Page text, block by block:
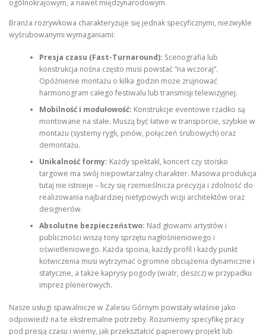
ogólnokrajowym, a nawet międzynarodowym.
Branża rozrywkowa charakteryzuje się jednak specyficznymi, niezwykle
wyśrubowanymi wymaganiami:
Presja czasu (Fast-Turnaround): Scenografia lub
konstrukcja nośna często musi powstać “na wczoraj”.
Opóźnienie montażu o kilka godzin może zrujnować
harmonogram całego festiwalu lub transmisji telewizyjnej.
Mobilność i modułowość: Konstrukcje eventowe rzadko są
montowane na stałe. Muszą być łatwe w transporcie, szybkie w
montażu (systemy rygli, pinów, połączeń śrubowych) oraz
demontażu.
Unikalność formy: Każdy spektakl, koncert czy stoisko
targowe ma swój niepowtarzalny charakter. Masowa produkcja
tutaj nie istnieje – liczy się rzemieślnicza precyzja i zdolność do
realizowania najbardziej nietypowych wizji architektów oraz
designerów.
Absolutne bezpieczeństwo: Nad głowami artystów i
publiczności wiszą tony sprzętu nagłośnieniowego i
oświetleniowego. Każda spoina, każdy profil i każdy punkt
kotwiczenia musi wytrzymać ogromne obciążenia dynamiczne i
statyczne, a także kaprysy pogody (wiatr, deszcz) w przypadku
imprez plenerowych.
Nasze usługi spawalnicze w Zalesiu Górnym powstały właśnie jako
odpowiedź na te ekstremalne potrzeby. Rozumiemy specyfikę pracy
pod presją czasu i wiemy, jak przekształcić papierowy projekt lub